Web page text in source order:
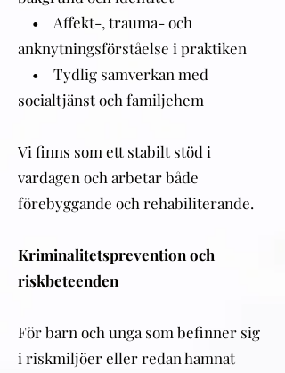
• Affekt-, trauma- och
anknytningsförståelse i praktiken
• Tydlig samverkan med
socialtjänst och familjehem
Vi finns som ett stabilt stöd i
vardagen och arbetar både
förebyggande och rehabiliterande.
Kriminalitetsprevention och
riskbeteenden
För barn och unga som befinner sig
i riskmiljöer eller redan hamnat